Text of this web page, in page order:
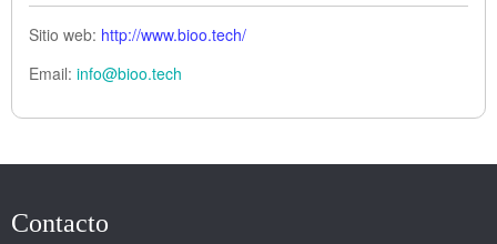
Sitio web: http://www.bioo.tech/
Email: info@bioo.tech
Contacto